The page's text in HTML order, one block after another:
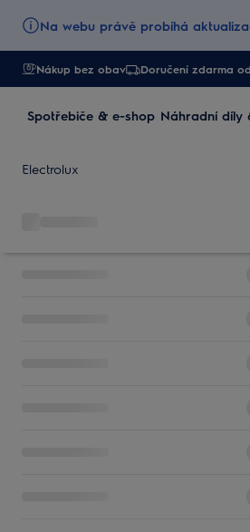
Na webu právě probíhá
Nákup bez obav Doručení zdarma
Spotřebiče & e-shop Náhradní díly
Electrolux